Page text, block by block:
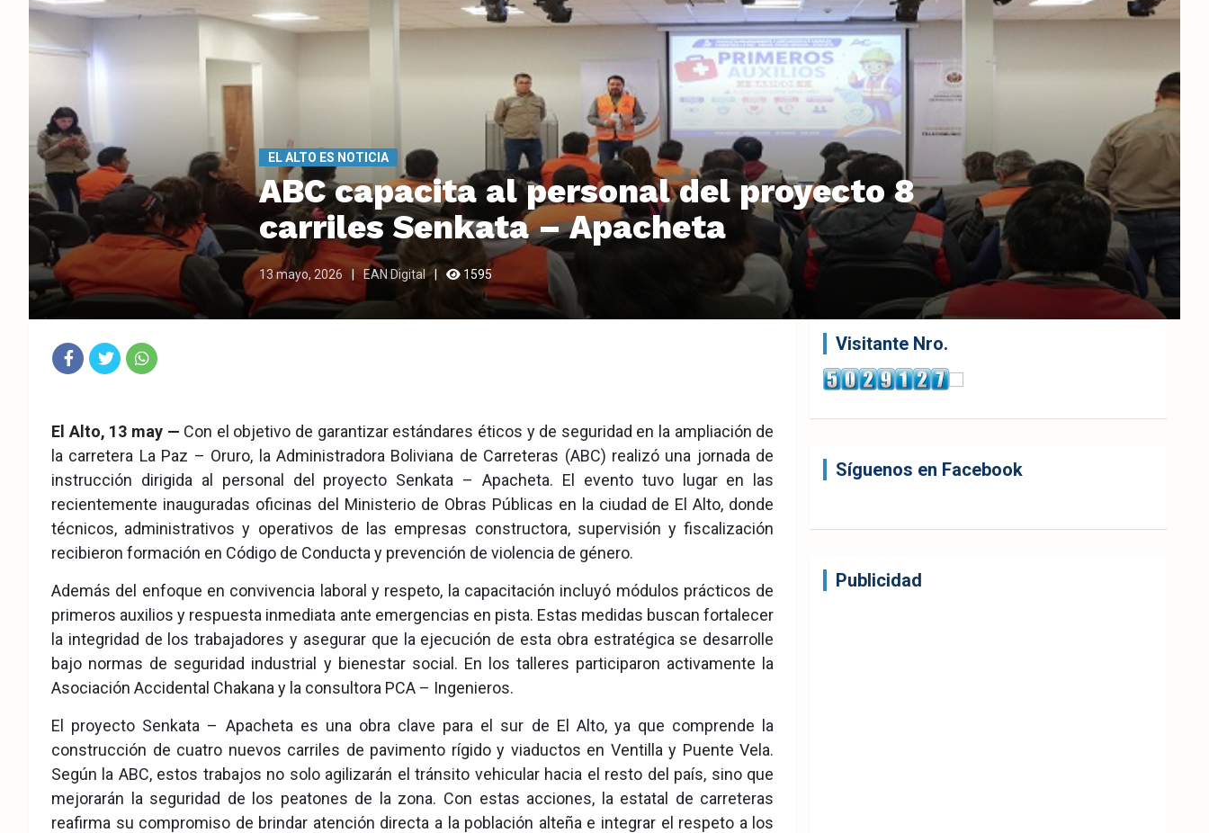
EL ALTO ES NOTICIA
ABC capacita al personal del proyecto 8
carriles Senkata – Apacheta
13 mayo, 2026 EAN Digital 1595
eb
ook
pp
El Alto, 13 may — Con el objetivo de garantizar estándares éticos y de seguridad en la ampliación de
la carretera La Paz – Oruro, la Administradora Boliviana de Carreteras (ABC) realizó una jornada de
instrucción dirigida al personal del proyecto Senkata – Apacheta. El evento tuvo lugar en las
recientemente inauguradas oficinas del Ministerio de Obras Públicas en la ciudad de El Alto, donde
técnicos, administrativos y operativos de las empresas constructora, supervisión y fiscalización
recibieron formación en Código de Conducta y prevención de violencia de género.
Además del enfoque en convivencia laboral y respeto, la capacitación incluyó módulos prácticos de
primeros auxilios y respuesta inmediata ante emergencias en pista. Estas medidas buscan fortalecer
la integridad de los trabajadores y asegurar que la ejecución de esta obra estratégica se desarrolle
bajo normas de seguridad industrial y bienestar social. En los talleres participaron activamente la
Asociación Accidental Chakana y la consultora PCA – Ingenieros.
El proyecto Senkata – Apacheta es una obra clave para el sur de El Alto, ya que comprende la
construcción de cuatro nuevos carriles de pavimento rígido y viaductos en Ventilla y Puente Vela.
Según la ABC, estos trabajos no solo agilizarán el tránsito vehicular hacia el resto del país, sino que
mejorarán la seguridad de los peatones de la zona. Con estas acciones, la estatal de carreteras
reafirma su compromiso de brindar atención directa a la población alteña e integrar el respeto a los
Visitante Nro.
Síguenos en Facebook
Publicidad